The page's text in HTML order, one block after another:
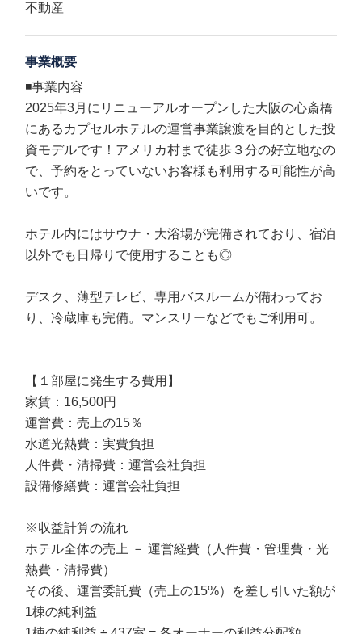
不動産
事業概要
◾️事業内容
2025年3月にリニューアルオープンした大阪の心斎橋
にあるカプセルホテルの運営事業譲渡を目的とした投
資モデルです！アメリカ村まで徒歩３分の好立地なの
で、予約をとっていないお客様も利用する可能性が高
いです。
ホテル内にはサウナ・大浴場が完備されており、宿泊
以外でも日帰りで使用することも◎
デスク、薄型テレビ、専用バスルームが備わってお
り、冷蔵庫も完備。マンスリーなどでもご利用可。
【１部屋に発生する費用】
家賃：16,500円
運営費：売上の15％
水道光熱費：実費負担
人件費・清掃費：運営会社負担
設備修繕費：運営会社負担
※収益計算の流れ
ホテル全体の売上 － 運営経費（人件費・管理費・光
熱費・清掃費）
その後、運営委託費（売上の15%）を差し引いた額が
1棟の純利益